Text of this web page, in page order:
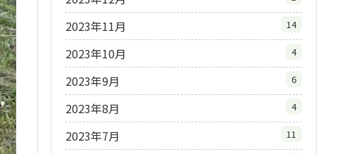
2023年11月 14
2023年10月 4
2023年9月 6
2023年8月 4
2023年7月 11